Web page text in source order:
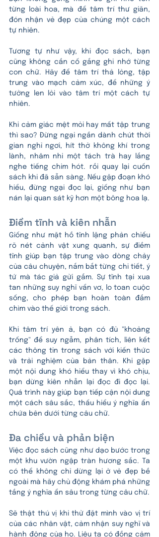
từng loài hoa, mà để tâm trí thư giãn,
đón nhận vẻ đẹp của chúng một cách
tự nhiên.
Tương tự như vậy, khi đọc sách, bạn
cũng không cần cố gắng ghi nhớ từng
con chữ. Hãy để tâm trí thả lỏng, tập
trung vào mạch cảm xúc, để những ý
tưởng len lỏi vào tâm trí một cách tự
nhiên.
Khi cảm giác mệt mỏi hay mất tập trung
thì sao? Đừng ngại ngần dành chút thời
gian nghỉ ngơi, hít thở không khí trong
lành, nhâm nhi một tách trà hay lắng
nghe tiếng chim hót. rồi quay lại cuốn
sách khi đã sẵn sàng. Nếu gặp đoạn khó
hiểu, đừng ngại đọc lại, giống như bạn
nán lại quan sát kỹ hơn một bông hoa lạ.
Điềm tĩnh và kiên nhẫn
Giống như mặt hồ tĩnh lặng phản chiếu
rõ nét cảnh vật xung quanh, sự điềm
tĩnh giúp bạn tập trung vào dòng chảy
của câu chuyện, nắm bắt từng chi tiết, ý
tứ mà tác giả gửi gắm. Sự tĩnh tại xua
tan những suy nghĩ vẩn vơ, lo toan cuộc
sống, cho phép bạn hoàn toàn đắm
chìm vào thế giới trong sách.
Khi tâm trí yên ả, bạn có đủ "khoảng
trống" để suy ngẫm, phân tích, liên kết
các thông tin trong sách với kiến thức
và trải nghiệm của bản thân. Khi gặp
một nội dung khó hiểu thay vì khó chịu,
bạn dừng kiên nhẫn lại đọc đi đọc lại.
Quá trình này giúp bạn tiếp cận nội dung
một cách sâu sắc, thấu hiểu ý nghĩa ẩn
chứa bên dưới từng câu chữ.
Đa chiều và phản biện
Việc đọc sách cũng như dạo bước trong
một khu vườn ngập tràn hương sắc. Ta
có thể không chỉ dừng lại ở vẻ đẹp bề
ngoài mà hãy chủ động khám phá những
tầng ý nghĩa ẩn sâu trong từng câu chữ.
Sẽ thật thú vị khi thử đặt mình vào vị trí
của các nhân vật, cảm nhận suy nghĩ và
hành động của họ. Liệu ta có đồng cảm